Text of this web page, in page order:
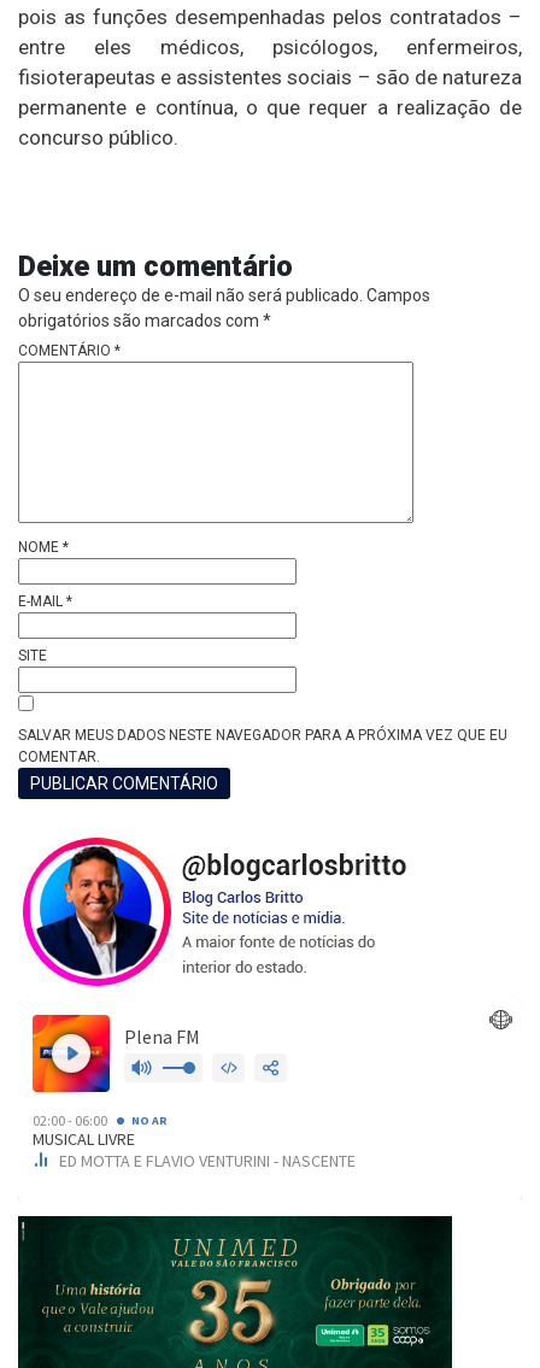
pois as funções desempenhadas pelos contratados –
entre eles médicos, psicólogos, enfermeiros,
fisioterapeutas e assistentes sociais – são de natureza
permanente e contínua, o que requer a realização de
concurso público.
Deixe um comentário
O seu endereço de e-mail não será publicado. Campos
obrigatórios são marcados com *
COMENTÁRIO *
NOME *
E-MAIL *
SITE
SALVAR MEUS DADOS NESTE NAVEGADOR PARA A PRÓXIMA VEZ QUE EU
COMENTAR.